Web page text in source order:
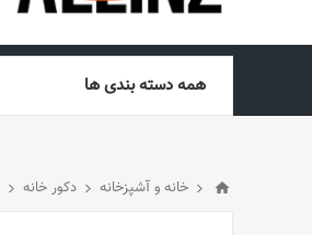
همه دسته بندی ها
خانه و آشپزخانه دکور خانه